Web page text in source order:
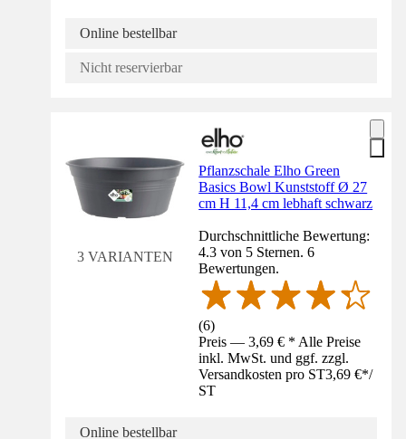
Online bestellbar
Nicht reservierbar
3 VARIANTEN
Pflanzschale Elho Green
Basics Bowl Kunststoff Ø 27
cm H 11,4 cm lebhaft schwarz
Durchschnittliche Bewertung:
4.3 von 5 Sternen. 6
Bewertungen.
(6)
Preis — 3,69 € * Alle Preise
inkl. MwSt. und ggf. zzgl.
Versandkosten pro ST3,69 €*/
ST
Online bestellbar